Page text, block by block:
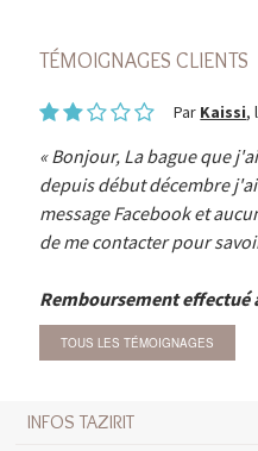
TÉMOIGNAGES CLIENTS
Par Kaissi,
Bonjour, La bague que
depuis début décembre
message Facebook et
de me contacter pour
Remboursement
TOUS LES TÉMOIGNAGES
INFOS TAZIRIT